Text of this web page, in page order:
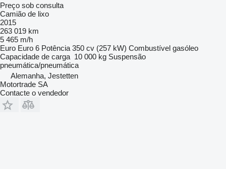
Preço sob consulta
Camião de lixo
2015
263 019 km
5 465 m/h
Euro Euro 6 Potência 350 cv (257 kW) Combustível gasóleo
Capacidade de carga 10 000 kg Suspensão
pneumática/pneumática
Alemanha, Jestetten
Motortrade SA
Contacte o vendedor